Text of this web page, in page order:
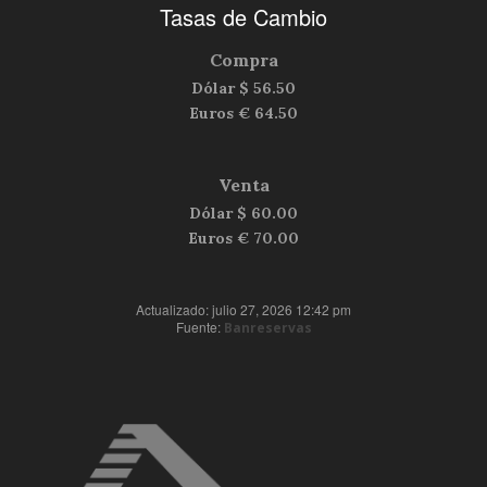
Tasas de Cambio
Compra
Dólar $ 56.50
Euros € 64.50
Venta
Dólar $ 60.00
Euros € 70.00
Actualizado: julio 27, 2026 12:42 pm
Fuente: Banreservas